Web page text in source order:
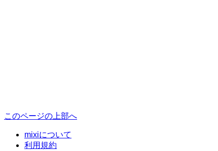
このページの上部へ
mixiについて
利用規約